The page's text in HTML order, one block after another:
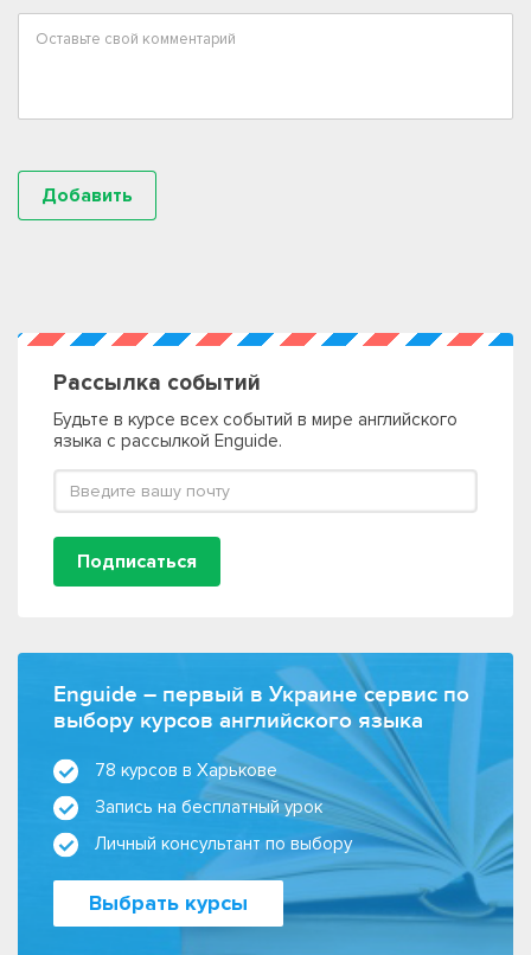
Рассылка событий
Будьте в курсе всех событий в мире английского
языка с рассылкой Enguide.
Подписаться
Enguide – первый в Украине сервис по
выбору курсов английского языка
78 курсов в Харькове
Запись на бесплатный урок
Личный консультант по выбору
Выбрать курсы